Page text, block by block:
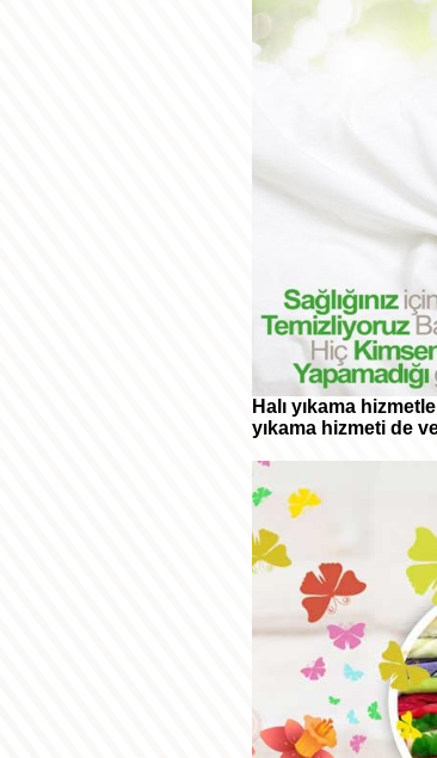
Halı yıkama
yıkama hizmeti de